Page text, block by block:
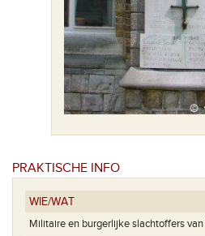
PRAKTISCHE INFO
WIE/WAT
Militaire en burgerlijke slachtoffers